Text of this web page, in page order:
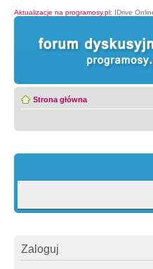
Aktualizacje na programosy.pl: IDrive
Strona główna
Zaloguj